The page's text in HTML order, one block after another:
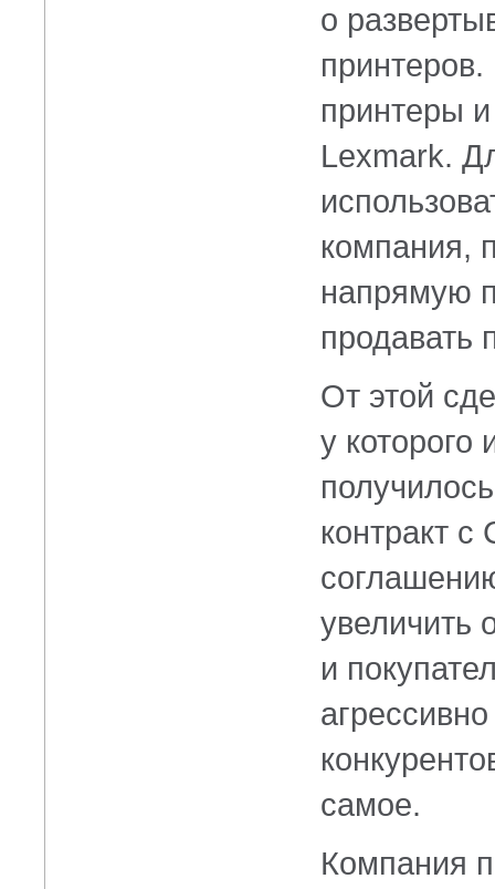
о
принтеры
Lexmark.
компания,
напрямую
продавать
От этой
у которого
контракт
увеличить
и
самое.
Компания